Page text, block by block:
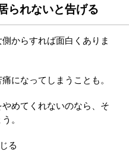
られないと告げる
からすれば面白くありま
になってしまうことも。
めてくれないのなら、そ
。
る